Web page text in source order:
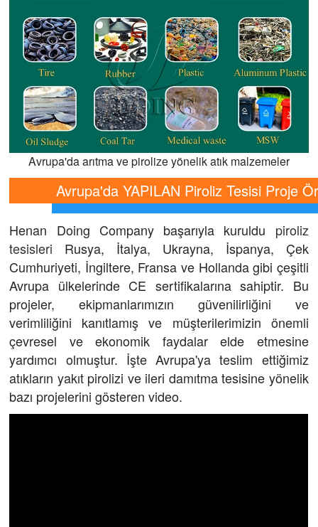
Avrupa'da arıtma ve pirolize yönelik atık malzemeler
Avrupa'da YAPILAN Piroliz Tesisi Proje
Henan Doing Company başarıyla kuruldu piroliz
tesisleri Rusya, İtalya, Ukrayna, İspanya, Çek
Cumhuriyeti, İngiltere, Fransa ve Hollanda gibi çeşitli
Avrupa ülkelerinde CE sertifikalarına sahiptir. Bu
projeler, ekipmanlarımızın güvenilirliğini ve
verimliliğini kanıtlamış ve müşterilerimizin önemli
çevresel ve ekonomik faydalar elde etmesine
yardımcı olmuştur. İşte Avrupa'ya teslim ettiğimiz
atıkların yakıt pirolizi ve ileri damıtma tesisine yönelik
bazı projelerini gösteren video.